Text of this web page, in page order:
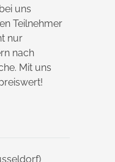
uns
Teilnehmer
nur
nach
Mit uns